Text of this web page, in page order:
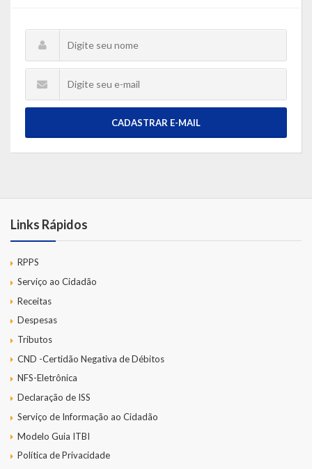
CADASTRAR E-MAIL
Links Rápidos
RPPS
Serviço ao Cidadão
Receitas
Despesas
Tributos
CND -Certidão Negativa de Débitos
NFS-Eletrônica
Declaração de ISS
Serviço de Informação ao Cidadão
Modelo Guia ITBI
Política de Privacidade